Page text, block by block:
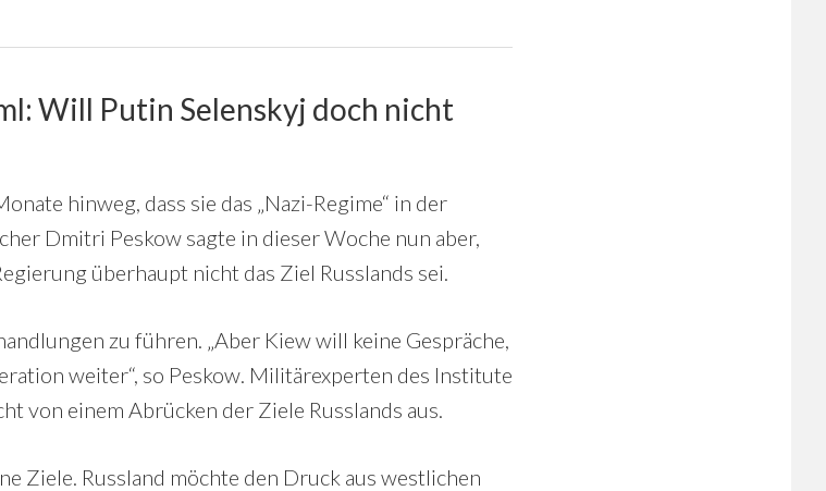
Will Putin Selenskyj doch nicht
hinweg, dass sie das „Nazi-Regime“ in der
Dmitri Peskow sagte in dieser Woche nun aber,
überhaupt nicht das Ziel Russlands sei.
zu führen. „Aber Kiew will keine Gespräche,
weiter“, so Peskow. Militärexperten des Institute
von einem Abrücken der Ziele Russlands aus.
Ziele. Russland möchte den Druck aus westlichen